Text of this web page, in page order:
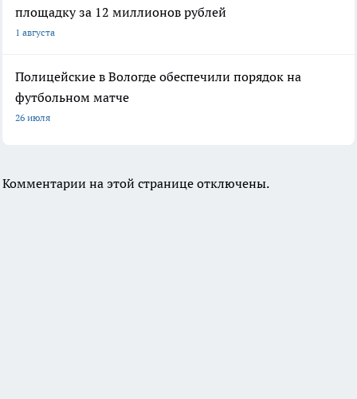
площадку за 12 миллионов рублей
1 августа
Полицейские в Вологде обеспечили порядок на
футбольном матче
26 июля
Комментарии на этой странице отключены.